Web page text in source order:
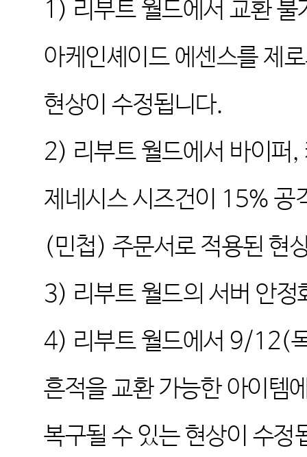
1) 리부트 월드에서 교환
아케인셰이드 에센스를 제
현상이 수정됩니다.
2) 리부트 월드에서 바이퍼
제네시스 시즈건이 15%
(민첩) 주문서로 적용된 현
3) 리부트 월드의 서버 안
4) 리부트 월드에서 9/12(
흔적을 교환 가능한 아이템
복구될 수 있는 현상이 수정